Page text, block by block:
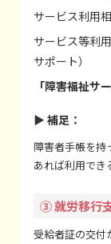
サービス利用
サービス等利
サポート）
「障害福祉サ
▶ 補足：
障害者手帳を持
あれば利用でき
③ 就労移行
受給者証の交付